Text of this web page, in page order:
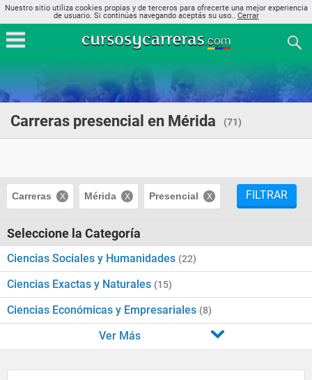
Nuestro sitio utiliza cookies propias y de terceros para ofrecerte una mejor experiencia
de usuario. Si continúas navegando aceptás su uso.. Cerrar
Carreras presencial en Mérida (71)
Carreras Mérida Presencial FILTRAR
Seleccione la Categoría
Ciencias Sociales y Humanidades (22)
Ciencias Exactas y Naturales (15)
Ciencias Económicas y Empresariales (8)
Ver Más